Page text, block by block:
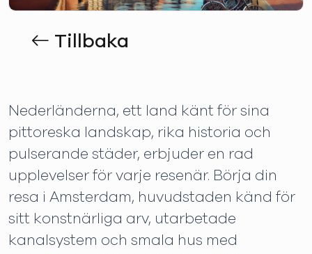
Tillbaka
Nederländerna, ett land känt för sina
pittoreska landskap, rika historia och
pulserande städer, erbjuder en rad
upplevelser för varje resenär. Börja din
resa i Amsterdam, huvudstaden känd för
sitt konstnärliga arv, utarbetade
kanalsystem och smala hus med